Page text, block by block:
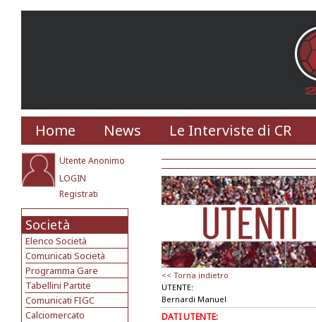
Home News Le Interviste di CR
Utente Anonimo
LOGIN
Registrati
Società
Elenco Società
Comunicati Società
Programma Gare
Tabellini Partite
Comunicati FIGC
Calciomercato
<< Torna indietro
UTENTE:
Bernardi Manuel
DATI UTENTE: